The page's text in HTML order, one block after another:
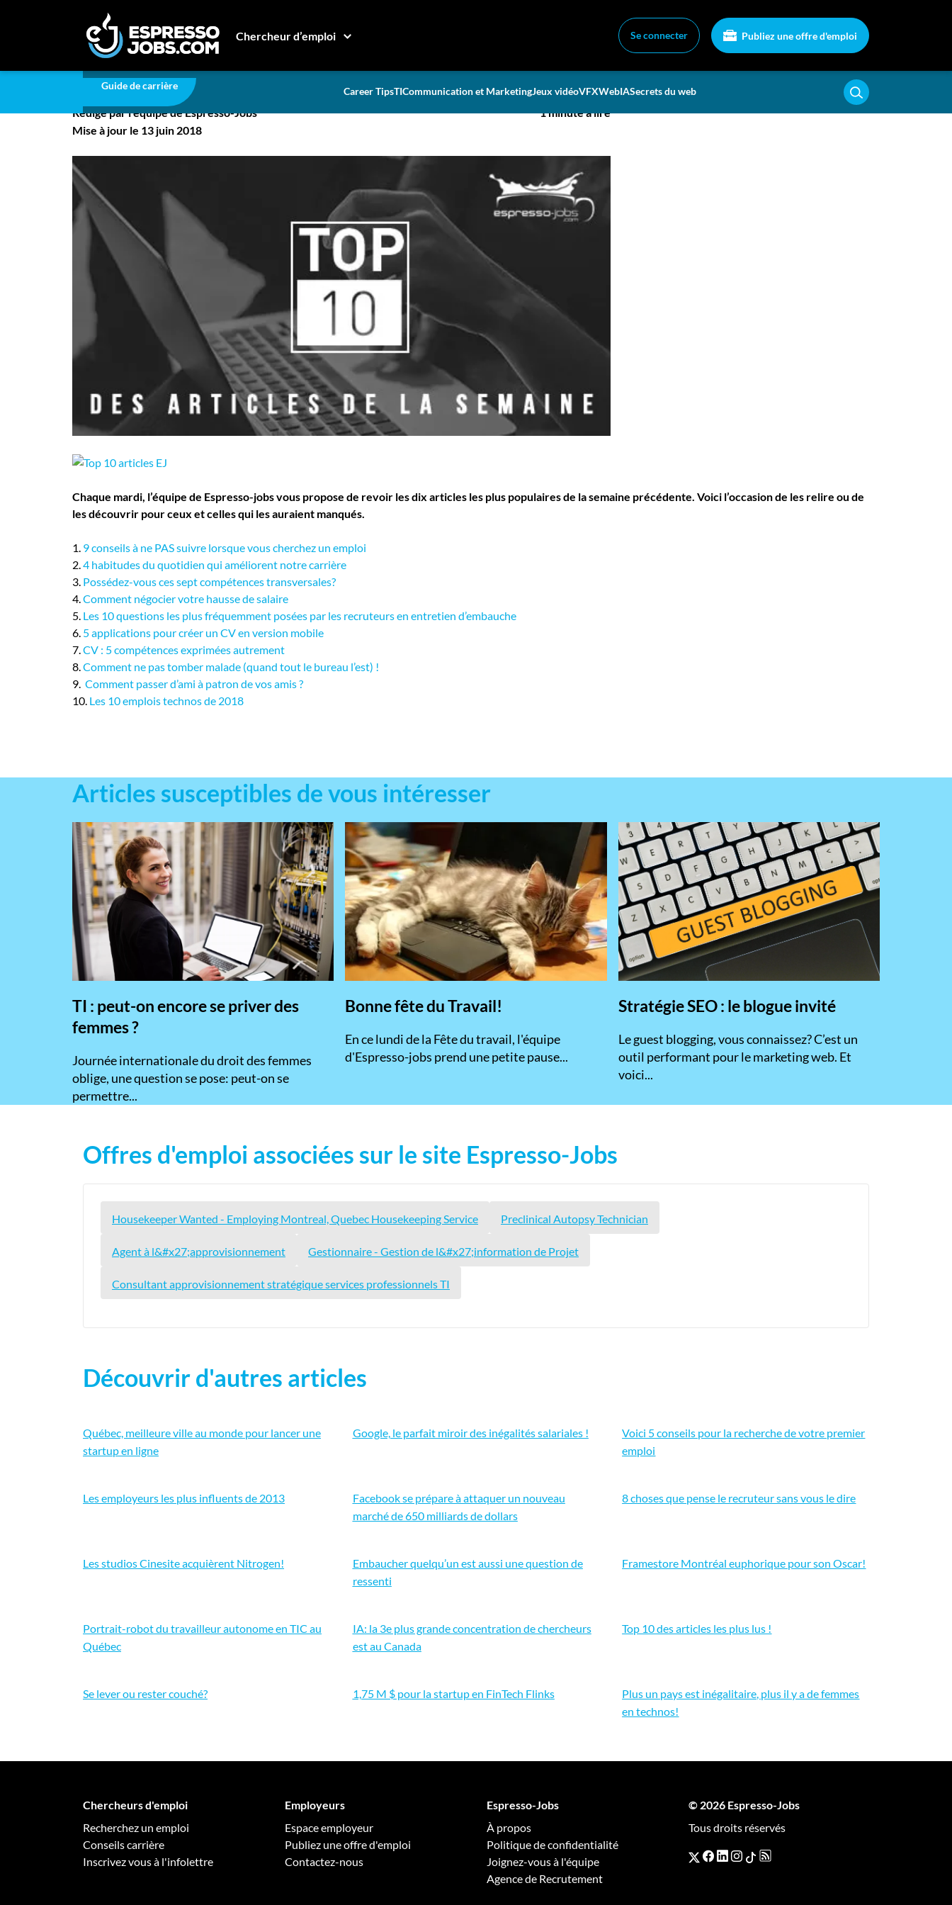
Chercheur d’emploi Se connecter Publiez une offre d'emploi
Créez un compte
Emplois
Recherchez un emploi
Compagnies
Ma boîte à outils
Conseils carrière
Inscrivez-vous à l'infolettre
Publiez une offre d'emploi
Guide de carrière Career TipsTICommunication et MarketingJeux vidéoVFXWebIASecrets du web
Carrière Top 10 des articles les plus lus !
Top 10 des articles les plus lus !
Rédigé par l'équipe de Espresso-Jobs
Mise à jour le 13 juin 2018
1 minute à lire
Chaque mardi, l’équipe de Espresso-jobs vous propose de revoir les dix articles les plus populaires de la semaine précédente. Voici l’occasion de les relire ou de
les découvrir pour ceux et celles qui les auraient manqués.
1. 9 conseils à ne PAS suivre lorsque vous cherchez un emploi
2.4 habitudes du quotidien qui améliorent notre carrière
3. Possédez-vous ces sept compétences transversales?
4.Comment négocier votre hausse de salaire
5. Les 10 questions les plus fréquemment posées par les recruteurs en entretien d’embauche
6. 5 applications pour créer un CV en version mobile
7.CV : 5 compétences exprimées autrement
8.Comment ne pas tomber malade (quand tout le bureau l’est) !
9. Comment passer d’ami à patron de vos amis ?
10. Les 10 emplois technos de 2018
Articles susceptibles de vous intéresser
TI : peut-on encore se priver des
femmes ?
​Journée internationale du droit des femmes
oblige, une question se pose: peut-on se
permettre...
Bonne fête du Travail!
En ce lundi de la Fête du travail, l'équipe
d'Espresso-jobs prend une petite pause...
Stratégie SEO : le blogue invité
​Le guest blogging, vous connaissez? C’est un
outil performant pour le marketing web. Et
voici...
Offres d'emploi associées sur le site Espresso-Jobs
Housekeeper Wanted - Employing Montreal, Quebec Housekeeping Service Preclinical Autopsy Technician
Agent à l&#x27;approvisionnement Gestionnaire - Gestion de l&#x27;information de Projet
Consultant approvisionnement stratégique services professionnels TI
Découvrir d'autres articles
Québec, meilleure ville au monde pour lancer une
startup en ligne
Google, le parfait miroir des inégalités salariales !
Voici 5 conseils pour la recherche de votre premier
emploi
Les employeurs les plus influents de 2013
Facebook se prépare à attaquer un nouveau
marché de 650 milliards de dollars
8 choses que pense le recruteur sans vous le dire
Les studios Cinesite acquièrent Nitrogen!
Embaucher quelqu’un est aussi une question de
ressenti
Framestore Montréal euphorique pour son Oscar!
Portrait-robot du travailleur autonome en TIC au
Québec
IA: la 3e plus grande concentration de chercheurs
est au Canada
Top 10 des articles les plus lus !
Se lever ou rester couché? 1,75 M $ pour la startup en FinTech Flinks
Plus un pays est inégalitaire, plus il y a de femmes
en technos!
Chercheurs d'emploi
Recherchez un emploi
Conseils carrière
Inscrivez vous à l'infolettre
Employeurs
Espace employeur
Publiez une offre d'emploi
Contactez-nous
Espresso-Jobs
À propos
Politique de confidentialité
Joignez-vous à l'équipe
Agence de Recrutement
© 2026 Espresso-Jobs
Tous droits réservés